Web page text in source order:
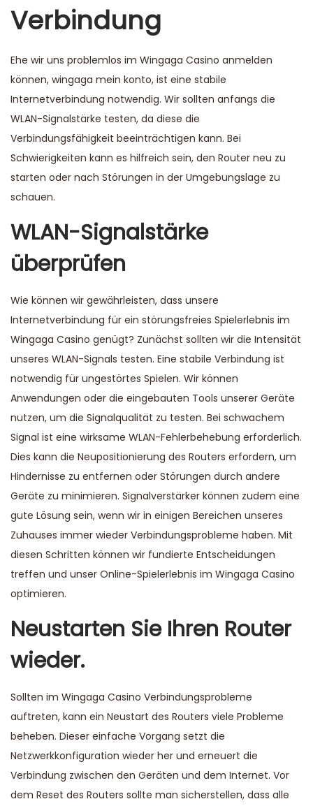
Verbindung
Ehe wir uns problemlos im Wingaga Casino anmelden
können, wingaga mein konto, ist eine stabile
Internetverbindung notwendig. Wir sollten anfangs die
WLAN-Signalstärke testen, da diese die
Verbindungsfähigkeit beeinträchtigen kann. Bei
Schwierigkeiten kann es hilfreich sein, den Router neu zu
starten oder nach Störungen in der Umgebungslage zu
schauen.
WLAN-Signalstärke
überprüfen
Wie können wir gewährleisten, dass unsere
Internetverbindung für ein störungsfreies Spielerlebnis im
Wingaga Casino genügt? Zunächst sollten wir die Intensität
unseres WLAN-Signals testen. Eine stabile Verbindung ist
notwendig für ungestörtes Spielen. Wir können
Anwendungen oder die eingebauten Tools unserer Geräte
nutzen, um die Signalqualität zu testen. Bei schwachem
Signal ist eine wirksame WLAN-Fehlerbehebung erforderlich.
Dies kann die Neupositionierung des Routers erfordern, um
Hindernisse zu entfernen oder Störungen durch andere
Geräte zu minimieren. Signalverstärker können zudem eine
gute Lösung sein, wenn wir in einigen Bereichen unseres
Zuhauses immer wieder Verbindungsprobleme haben. Mit
diesen Schritten können wir fundierte Entscheidungen
treffen und unser Online-Spielerlebnis im Wingaga Casino
optimieren.
Neustarten Sie Ihren Router
wieder.
Sollten im Wingaga Casino Verbindungsprobleme
auftreten, kann ein Neustart des Routers viele Probleme
beheben. Dieser einfache Vorgang setzt die
Netzwerkkonfiguration wieder her und erneuert die
Verbindung zwischen den Geräten und dem Internet. Vor
dem Reset des Routers sollte man sicherstellen, dass alle